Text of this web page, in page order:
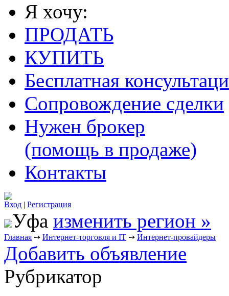
Я хочу:
ПРОДАТЬ
КУПИТЬ
Бесплатная
Сопровождение сделки
Нужен брокер
(помощь в продаже)
Контакты
Вход | Регистрация
Уфа изменить регион »
Главная ➙ Интернет-торговля и IT ➙ Интернет-провайдеры
Добавить объявление
Рубрикатор